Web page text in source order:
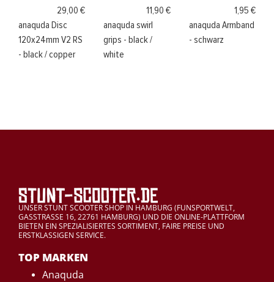
29,00 €
anaquda Disc
120x24mm V2 RS
- black / copper
11,90 €
anaquda swirl
grips - black /
white
1,95 €
anaquda Armband
- schwarz
UNSER STUNT SCOOTER SHOP IN HAMBURG (FUNSPORTWELT,
GASSTRASSE 16, 22761 HAMBURG) UND DIE ONLINE-PLATTFORM
BIETEN EIN SPEZIALISIERTES SORTIMENT, FAIRE PREISE UND
ERSTKLASSIGEN SERVICE.
TOP MARKEN
Anaquda